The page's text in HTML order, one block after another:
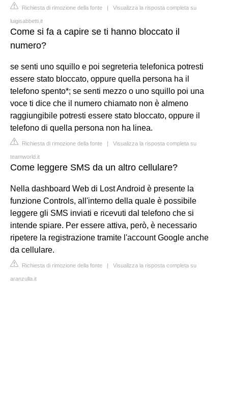
Richiesta di rimozione della fonte | Visualizza la risposta completa su
luigisabbetti.it
Come si fa a capire se ti hanno bloccato il
numero?
se senti uno squillo e poi segreteria telefonica potresti
essere stato bloccato, oppure quella persona ha il
telefono spento*; se senti mezzo o uno squillo poi una
voce ti dice che il numero chiamato non è almeno
raggiungibile potresti essere stato bloccato, oppure il
telefono di quella persona non ha linea.
Richiesta di rimozione della fonte | Visualizza la risposta completa su
teamworld.it
Come leggere SMS da un altro cellulare?
Nella dashboard Web di Lost Android è presente la
funzione Controls, all'interno della quale è possibile
leggere gli SMS inviati e ricevuti dal telefono che si
intende spiare. Per essere attiva, però, è necessario
ripetere la registrazione tramite l'account Google anche
da cellulare.
Richiesta di rimozione della fonte | Visualizza la risposta completa su
aranzulla.it